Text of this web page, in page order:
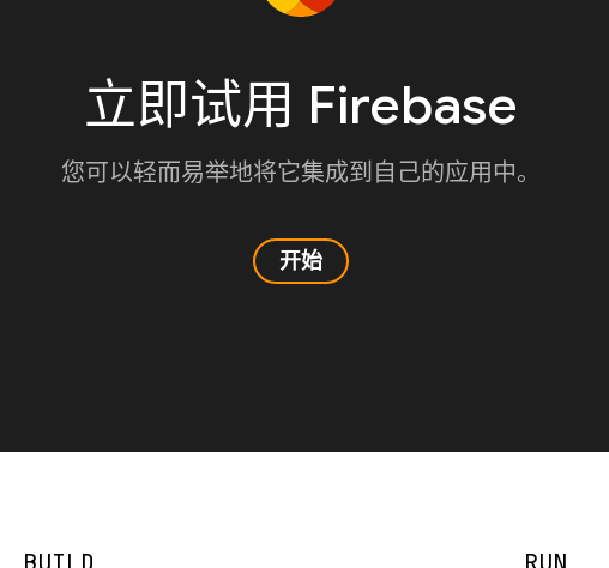
立即试用 Firebase
您可以轻而易举地将它集成到自己的应用中。
开始